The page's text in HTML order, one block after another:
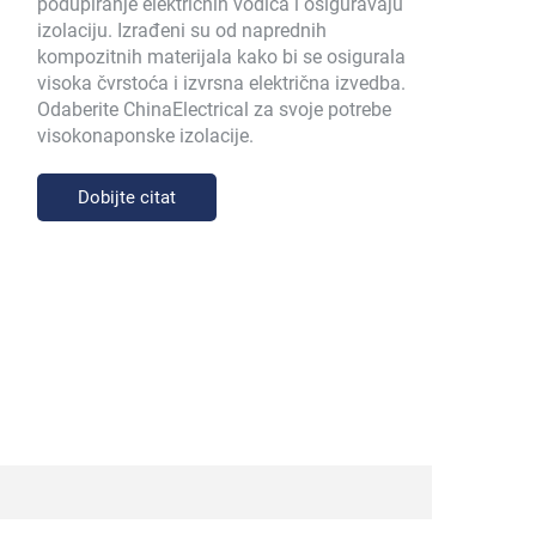
izolaciju. Izrađeni su od naprednih
kompozitnih materijala kako bi se osigurala
visoka čvrstoća i izvrsna električna izvedba.
Odaberite ChinaElectrical za svoje potrebe
visokonaponske izolacije.
Dobijte citat